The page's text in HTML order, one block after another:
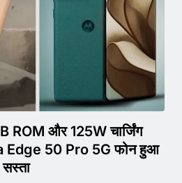
ROM और 125W चार्जिंग
Edge 50 Pro 5G फोन हुआ